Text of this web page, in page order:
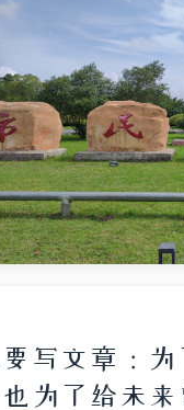
被搁置，后来给奶奶
奶去世后便无人问
念，对比了牙口良
慨外婆作为家庭纽带
渐远。最后，作者
及对过去人事的复
蕴含的亲情与时光流
写文章：为
为了给未来